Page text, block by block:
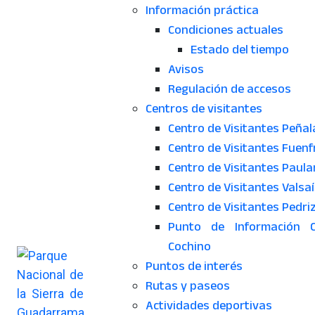
Información práctica
Condiciones actuales
Estado del tiempo
Avisos
Regulación de accesos
Centros de visitantes
Centro de Visitantes
Centro de Visitantes
Centro de Visitantes
Centro de Visitantes
Centro de Visitantes
Punto de Información
Cochino
Puntos de interés
Rutas y paseos
Actividades deportivas